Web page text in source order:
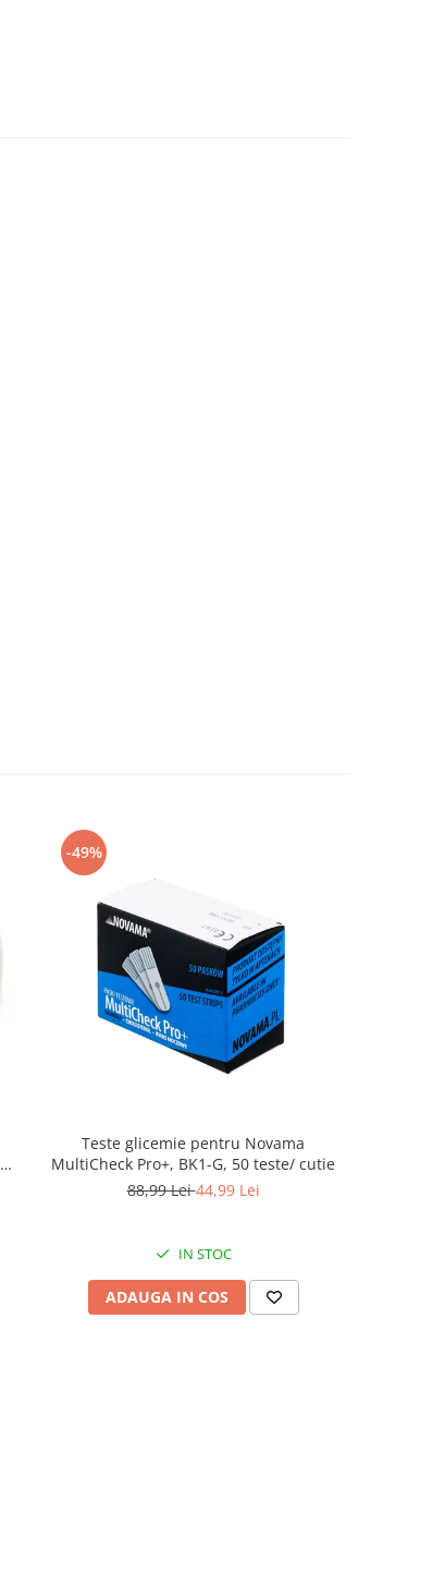
-49%
Teste glicemie pentru Novama
MultiCheck Pro+, BK1-G, 50 teste/ cutie
88,99 Lei44,99 Lei
IN STOC
ADAUGA IN COS